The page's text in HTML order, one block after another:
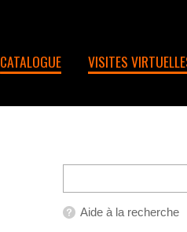
CATALOGUE VISITES
Aide à la recherche